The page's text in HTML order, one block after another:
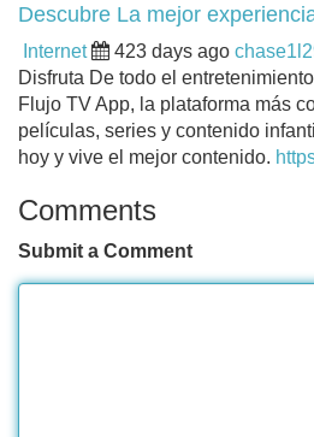
Descubre La mejor
Internet 423 days ago
Disfruta De todo el
Flujo TV App, la plataforma más
películas, series y contenido
hoy y vive el mejor contenido.
Comments
Submit a Comment